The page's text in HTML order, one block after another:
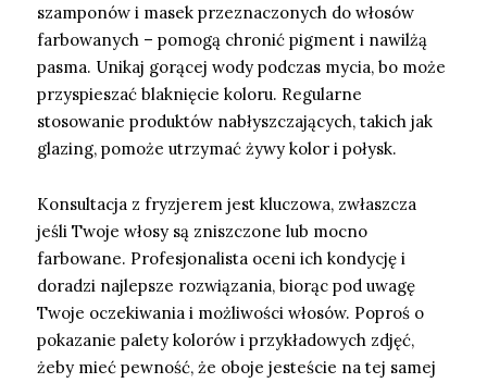
szamponów i masek przeznaczonych do włosów
farbowanych – pomogą chronić pigment i nawilżą
pasma. Unikaj gorącej wody podczas mycia, bo może
przyspieszać blaknięcie koloru. Regularne
stosowanie produktów nabłyszczających, takich jak
glazing, pomoże utrzymać żywy kolor i połysk.
Konsultacja z fryzjerem jest kluczowa, zwłaszcza
jeśli Twoje włosy są zniszczone lub mocno
farbowane. Profesjonalista oceni ich kondycję i
doradzi najlepsze rozwiązania, biorąc pod uwagę
Twoje oczekiwania i możliwości włosów. Poproś o
pokazanie palety kolorów i przykładowych zdjęć,
żeby mieć pewność, że oboje jesteście na tej samej